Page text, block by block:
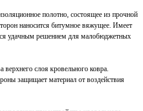
полотно, состоящее из прочной
наносится битумное вяжущее. Имеет
удачным решением для малобюджетных
слоя кровельного ковра.
защищает материал от воздействия